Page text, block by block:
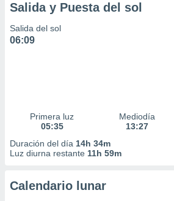
Salida y Puesta del sol
Salida del sol
06:09
Primera luz
05:35
Mediodía
13:27
Duración del día 14h 34m
Luz diurna restante 11h 59m
Calendario lunar